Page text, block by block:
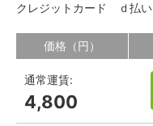
クレジットカード ｄ払い
価格（円）
通常運賃:
4,800